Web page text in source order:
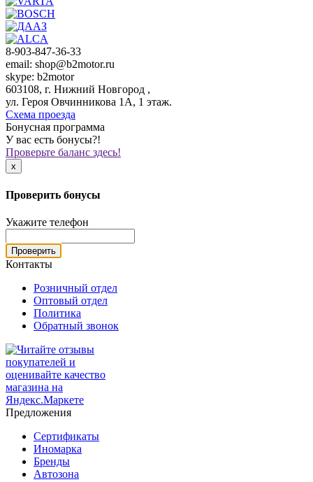
8-903-847-36-33
email: shop@b2motor.ru
skype: b2motor
603108, г. Нижний Новгород ,
ул. Героя Овчинникова 1А, 1 этаж.
Схема проезда
Бонусная программа
У вас есть бонусы?!
Проверьте баланс здесь!
x
Проверить бонусы
Укажите телефон
Проверить
Контакты
Розничный отдел
Оптовый отдел
Политика
Обратный звонок
Предложения
Сертификаты
Иномарка
Бренды
Автозона